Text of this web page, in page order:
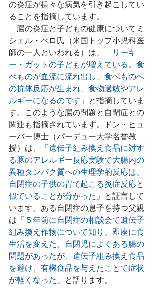
の炎症が様々な病気を引き起こしてい
ることを指摘しています。
腸の炎症と子どもの健康についてミ
シェル・ぺロ氏（米国トップ小児科医
師の一人といわれる）は、
「リーキ
ー・ガットの子どもが増えている。食
べものが血流に流れ出し、食べものへ
の抗体反応が生まれ、食物過敏やアレ
ルギーになるのです」 と指摘していま
す。このような腸の問題と自閉症との
関連も指摘されています。ドン・ヒュ
ーバー博士（パーデュー大学名誉教
授）は、
「遺伝子組み換え食品に対す
る豚のアレルギー反応実験で大腸内の
異種タンパク質への生理学的反応は、
自閉症の子供の胃で起こる炎症反応と
似ていることが分かった」 と証言して
います。ある自閉症の息子を持つ父親
は 「５年前に自閉症の相談会で遺伝子
組み換え作物について知り、即座に食
生活を変えた。自閉児によくある腸の
問題があったが、遺伝子組み換え食品
を避け、有機食品を与えたことで症状
が軽くなった」 と語ります。